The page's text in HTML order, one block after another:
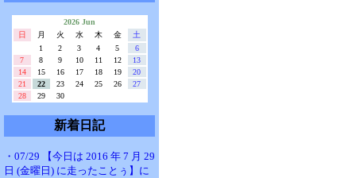
2026 Jun
日
月 火 水 木 金
土
1
2 3 4 5
6
7
8 9 10 11 12
13
14
15 16 17 18 19
20
21
22 23 24 25 26
27
28
29 30
新着日記
・07/29 【今日は 2016 年 7 月 29
日 (金曜日) に走ったことぅ】に